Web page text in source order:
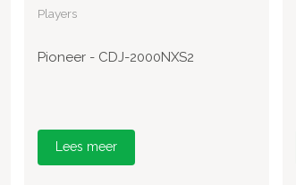
Players
Pioneer - CDJ-2000NXS2
Lees meer